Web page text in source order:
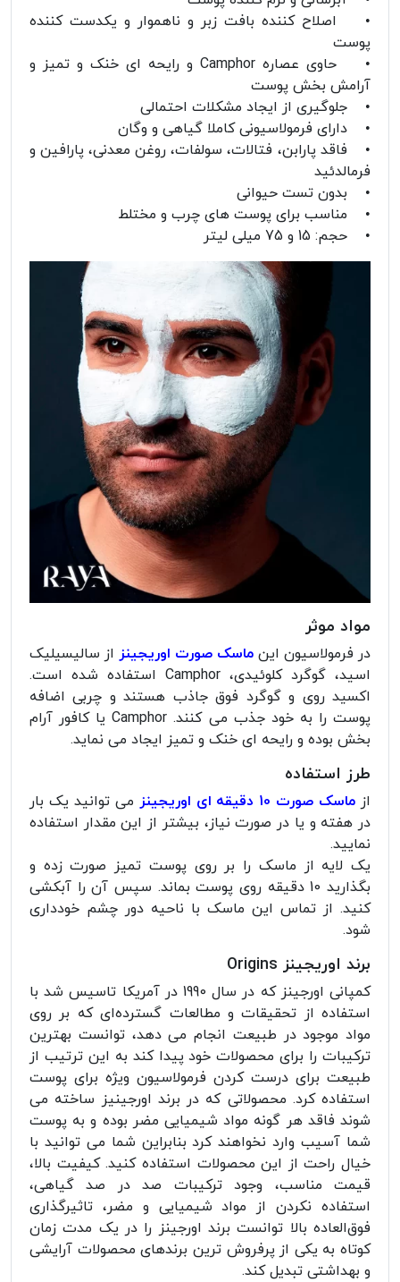
• اصلاح کننده بافت زبر و ناهموار و یکدست کننده
پوست
• حاوی عصاره Camphor و رایحه ای خنک و تمیز و
آرامش بخش پوست
• جلوگیری از ایجاد مشکلات احتمالی
• دارای فرمولاسیونی کاملا گیاهی و وگان
• فاقد پارابن، فتالات، سولفات، روغن معدنی، پارافین و
فرمالدئید
• بدون تست حیوانی
• مناسب برای پوست های چرب و مختلط
• حجم: 15 و 75 میلی لیتر
مواد موثر
در فرمولاسیون این ماسک صورت اوریجینز از سالیسیلیک
اسید، گوگرد کلوئیدی، Camphor استفاده شده است.
اکسید روی و گوگرد فوق جاذب هستند و چربی اضافه
پوست را به خود جذب می کنند. Camphor یا کافور آرام
بخش بوده و رایحه ای خنک و تمیز ایجاد می نماید.
طرز استفاده
از ماسک صورت 10 دقیقه ای اوریجینز
می توانید یک بار
در هفته و یا در صورت نیاز، بیشتر از این مقدار استفاده
نمایید.
یک لایه از ماسک را بر روی پوست تمیز صورت زده و
بگذارید 10 دقیقه روی پوست بماند. سپس آن را آبکشی
کنید. از تماس این ماسک با ناحیه دور چشم خودداری
شود.
برند اوریجینز Origins
کمپانی اورجینز که در سال 1990 در آمریکا تاسیس شد با
استفاده از تحقیقات و مطالعات گسترده‌ای که بر روی
مواد موجود در طبیعت انجام می دهد، توانست بهترین
ترکیبات را برای محصولات خود پیدا کند به این ترتیب از
طبیعت برای درست کردن فرمولاسیون ویژه برای پوست
استفاده کرد. محصولاتی که در برند اورجینیز ساخته می
شوند فاقد هر گونه مواد شیمیایی مضر بوده و به پوست
شما آسیب وارد نخواهند کرد بنابراین شما می توانید با
خیال راحت از این محصولات استفاده کنید. کیفیت بالا،
قیمت مناسب، وجود ترکیبات صد در صد گیاهی،
استفاده نکردن از مواد شیمیایی و مضر، تاثیرگذاری
فوق‌العاده بالا توانست برند اورجینز را در یک مدت زمان
کوتاه به یکی از پرفروش ترین برندهای محصولات آرایشی
و بهداشتی تبدیل کند.